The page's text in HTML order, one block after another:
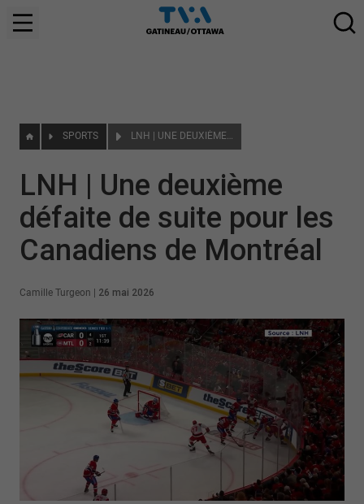
SPORTS LNH | UNE DEUXIÈME DÉFAITE DE SUITE POUR LES CANADIENS DE MONTRÉAL
LNH | Une deuxième
défaite de suite pour les
Canadiens de Montréal
Camille Turgeon 26 mai 2026